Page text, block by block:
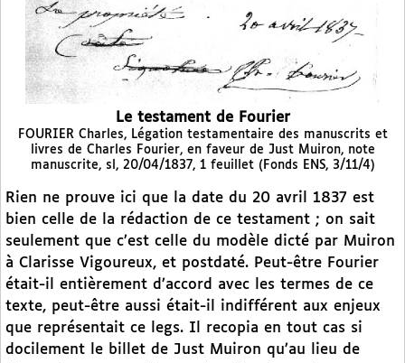
Le testament de Fourier
FOURIER Charles, Légation testamentaire des manuscrits et
livres de Charles Fourier, en faveur de Just Muiron, note
manuscrite, sl, 20/04/1837, 1 feuillet (Fonds ENS, 3/11/4)
Rien ne prouve ici que la date du 20 avril 1837 est
bien celle de la rédaction de ce testament ; on sait
seulement que c’est celle du modèle dicté par Muiron
à Clarisse Vigoureux, et postdaté. Peut-être Fourier
était-il entièrement d’accord avec les termes de ce
texte, peut-être aussi était-il indifférent aux enjeux
que représentait ce legs. Il recopia en tout cas si
docilement le billet de Just Muiron qu’au lieu de